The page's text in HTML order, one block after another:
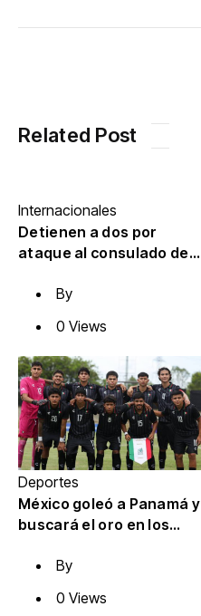
Related Post
Internacionales
Detienen a dos por
ataque al consulado de
By
0 Views
Deportes
México goleó a Panamá y
buscará el oro en los
Centroamericanos y del
By
0 Views